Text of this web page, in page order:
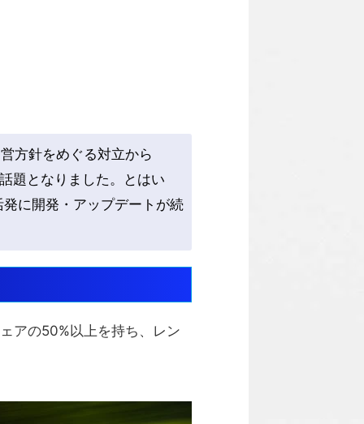
方針をめぐる対立から
題となりました。とはい
に開発・アップデートが続
アの50%以上を持ち、レン